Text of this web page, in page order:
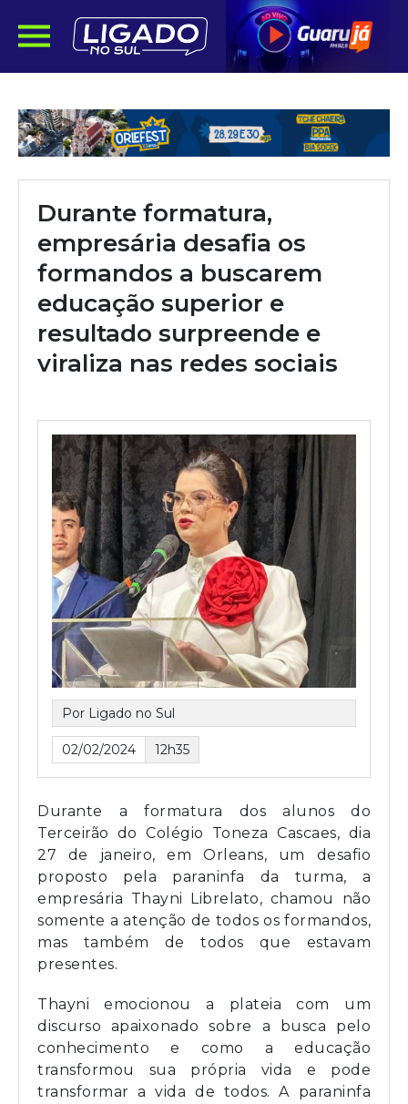
Durante formatura,
empresária desafia os
formandos a buscarem
educação superior e
resultado surpreende e
viraliza nas redes sociais
Por Ligado no Sul
02/02/2024 12h35
Durante a formatura dos alunos do
Terceirão do Colégio Toneza Cascaes, dia
27 de janeiro, em Orleans, um desafio
proposto pela paraninfa da turma, a
empresária Thayni Librelato, chamou não
somente a atenção de todos os formandos,
mas também de todos que estavam
presentes.
Thayni emocionou a plateia com um
discurso apaixonado sobre a busca pelo
conhecimento e como a educação
transformou sua própria vida e pode
transformar a vida de todos. A paraninfa